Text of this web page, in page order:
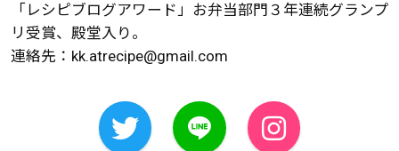
「レシピブログアワード」お弁当部門３年連続グランプ
リ受賞、殿堂入り。
連絡先： kk.atrecipe@gmail.com